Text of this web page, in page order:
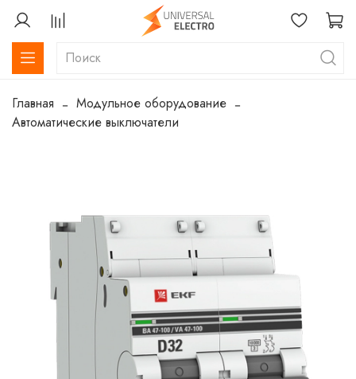
Главная
Модульное оборудование
Автоматические выключатели